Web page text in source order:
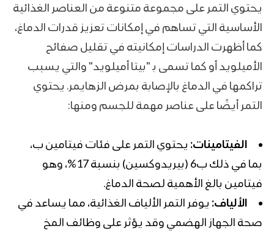
يحتوي التمر على مجموعة متنوعة من العناصر الغذائية
الأساسية التي تساهم في إمكانات تعزيز قدرات الدماغ،
كما أظهرت الدراسات إمكانيته في تقليل صفائح
الأميلويد أو كما تسمى بـ "بيتا أميلويد" والتي يسبب
تراكمها في الدماغ بالإصابة بمرض الزهايمر. يحتوي
التمر أيضًا على عناصر مهمة للجسم ومنها:
الفيتامينات: يحتوي التمر على فئات فيتامين ب،
بما في ذلك ب6 (بيريدوكسين) بنسبة 17%، وهو
فيتامين بالغ الأهمية لصحة الدماغ.
الألياف: يوفر التمر الألياف الغذائية، مما يساعد في
صحة الجهاز الهضمي وقد يؤثر على وظائف المخ